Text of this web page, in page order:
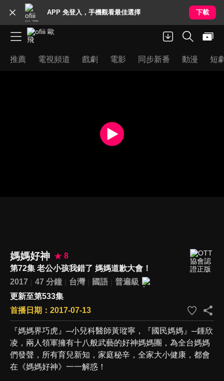
APP 免登入，手機觀看最佳選擇 下載
推薦 電視頻道 戲劇 電影 同步新番 動漫 短
媽媽好神
8
第72集 老公小孩我錯了 媽媽道歉大會！
2017
47 分鐘 台灣 國語
普遍級
更新至第533集
首播日期：2017-07-13
『媽媽界巧虎』─小兒科醫師黃瑽寧，『國民媽媽』─鍾欣
凌，兩人領軍擁有十八般武藝的好神媽媽團，為全台媽媽
們發聲，所有育兒新知，家庭秘辛，全家大小健康，都會
在《媽媽好神》一一解惑！